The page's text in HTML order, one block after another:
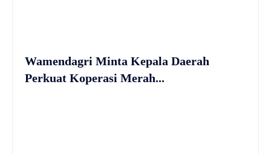
Wamendagri Minta Kepala Daerah
Perkuat Koperasi Merah...